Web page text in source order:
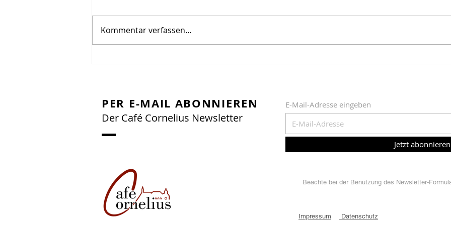
Zartes grün im Dorf
Kommentar verfassen...
PER E-MAIL ABONNIEREN E-Mail-Adresse eingeben
Jetzt abonnieren
Impressum Datenschutz
Der Café Cornelius Newsletter
Beachte bei der Benutzung des Newsletter-